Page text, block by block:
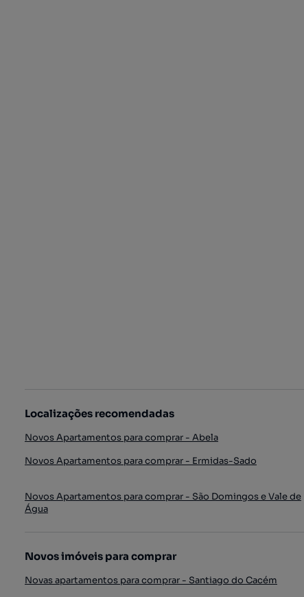
Localizações recomendadas
Novos Apartamentos para comprar - Abela
Novos Apartamentos para comprar - Ermidas-Sado
Novos Apartamentos para comprar - São Domingos e Vale de
Água
Novos imóveis para comprar
Novas apartamentos para comprar - Santiago do Cacém